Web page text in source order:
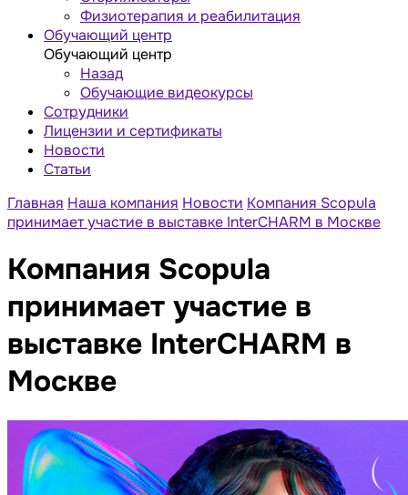
Физиотерапия и реабилитация
Обучающий центр
Обучающий центр
Назад
Обучающие видеокурсы
Сотрудники
Лицензии и сертификаты
Новости
Статьи
Главная Наша компания Новости Компания Scopula
принимает участие в выставке InterCHARM в Москве
Компания Scopula
принимает участие в
выставке InterCHARM в
Москве